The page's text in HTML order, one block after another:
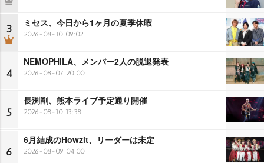
3 ミセス、今日から1ヶ月の夏季休暇
2026-08-10 09:02
4
NEMOPHILA、メンバー2人の脱退発表
2026-08-07 20:00
5
長渕剛、熊本ライブ予定通り開催
2026-08-10 13:38
6
6月結成のHowzit、リーダーは未定
2026-08-09 04:00